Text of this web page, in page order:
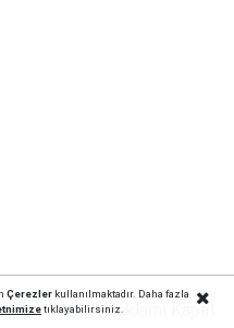
Çerezlerkullanılmaktadır. Daha fazla
tıklayabilirsiniz.Reklamı Kapat